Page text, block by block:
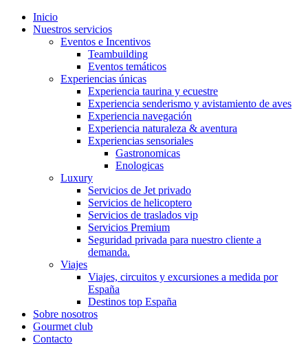
Inicio
Nuestros servicios
Eventos e Incentivos
Teambuilding
Eventos temáticos
Experiencias únicas
Experiencia taurina y ecuestre
Experiencia senderismo y avistamiento de aves
Experiencia navegación
Experiencia naturaleza & aventura
Experiencias sensoriales
Gastronomicas
Enologicas
Luxury
Servicios de Jet privado
Servicios de helicoptero
Servicios de traslados vip
Servicios Premium
Seguridad privada para nuestro cliente a
demanda.
Viajes
Viajes, circuitos y excursiones a medida por
España
Destinos top España
Sobre nosotros
Gourmet club
Contacto